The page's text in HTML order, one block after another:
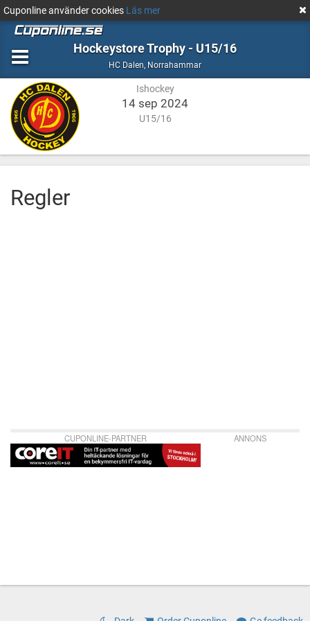
Cuponline använder cookies Läs mer
Hockeystore Trophy - U15/16
HC Dalen, Ishockey
NorrahammarNorrahammar
Ishockey
14 sep 2024
U15/16
Regler
CUPONLINE-PARTNER ANNONS